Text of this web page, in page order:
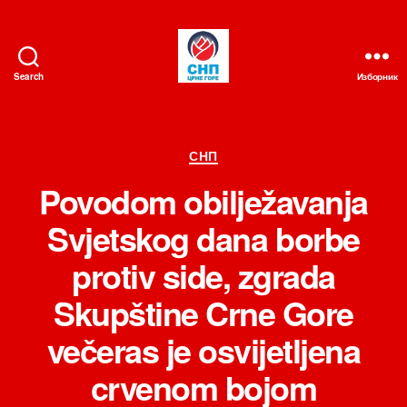
Search Изборник
Категорије
СНП
Povodom obilježavanja
Svjetskog dana borbe
protiv side, zgrada
Skupštine Crne Gore
večeras je osvijetljena
crvenom bojom